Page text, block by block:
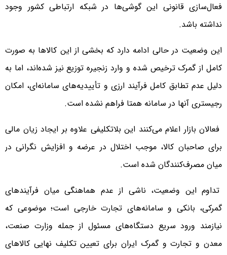
فعال‌سازی قانونی این گوشی‌ها در شبکه ارتباطی کشور وجود
نداشته باشد.
این وضعیت در حالی ادامه دارد که بخشی از این کالاها به صورت
کامل از گمرک ترخیص شده و وارد زنجیره توزیع نیز شده‌اند، اما به
دلیل عدم تطابق کامل فرآیند ارزی و تأییدیه‌های سامانه‌ای، امکان
رجیستری آنها در سامانه همتا فراهم نشده است.
فعالان بازار اعلام می‌کنند این بلاتکلیفی علاوه بر ایجاد زیان مالی
برای صاحبان کالا، موجب اختلال در عرضه و افزایش نگرانی در
میان مصرف‌کنندگان شده است.
تداوم این وضعیت، ناشی از عدم هماهنگی میان فرآیندهای
گمرکی، بانکی و سامانه‌های تجارت خارجی است؛ موضوعی که
نیازمند ورود سریع دستگاه‌های مسئول از جمله وزارت صنعت،
معدن و تجارت و گمرک ایران برای تعیین تکلیف نهایی کالاهای